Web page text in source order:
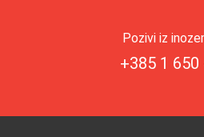
Pozivi iz
+385 1 650